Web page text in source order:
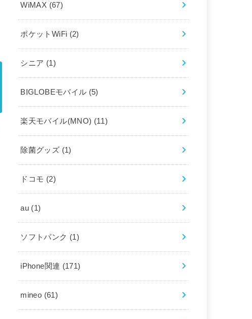
WiMAX (67)
ポケットWiFi (2)
シニア (1)
BIGLOBEモバイル (5)
楽天モバイル(MNO) (11)
除菌グッズ (1)
ドコモ (2)
au (1)
ソフトバンク (1)
iPhone関連 (171)
mineo (61)